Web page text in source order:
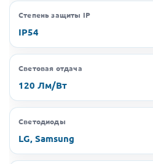
Степень защиты IP
IP54
Световая отдача
120 Лм/Вт
Светодиоды
LG, Samsung